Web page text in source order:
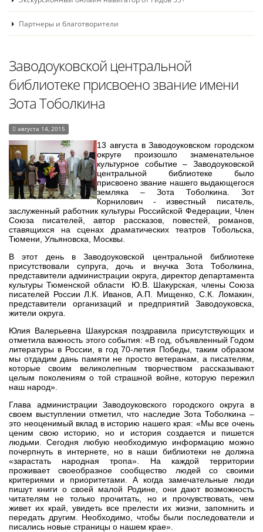
Партнеры и благотворители
Заводоуковской центральной
библиотеке присвоено звание имени
Зота Тоболкина
августа 14, 2015
13 августа в Заводоуковском городском
округе произошло знаменательное
культурное событие – Заводоуковской
центральной библиотеке было
присвоено звание нашего выдающегося
земляка – Зота Тоболкина. Зот
Корнилович - известный писатель,
заслуженный работник культуры Российской Федерации, Член
Союза писателей, автор рассказов, повестей, романов,
ставящихся на сценах драматических театров Тобольска,
Тюмени, Ульяновска, Москвы.
В этот день в Заводоуковской центральной библиотеке
присутствовали супруга, дочь и внучка Зота Тоболкина,
представители администрации округа, директор департамента
культуры Тюменской области Ю.В. Шакурская, члены Союза
писателей России Л.К. Иванов, А.П. Мищенко, С.К. Ломакин,
представители организаций и предприятий Заводоуковска,
жители округа.
Юлия Валерьевна Шакурская поздравила присутствующих и
отметила важность этого события: «В год, объявленный Годом
литературы в России, в год 70-летия Победы, таким образом
мы отдадим дань памяти не просто ветеранам, а писателям,
которые своим великолепным творчеством рассказывают
целым поколениям о той страшной войне, которую пережил
наш народ».
Глава администрации Заводоуковского городского округа в
своем выступлении отметил, что наследие Зота Тоболкина –
это неоценимый вклад в историю нашего края: «Мы все очень
ценим свою историю, но и история создается и пишется
людьми. Сегодня любую необходимую информацию можно
почерпнуть в интернете, но в наши библиотеки не должна
«зарастать народная тропа». На каждой территории
проживает своеобразное сообщество людей со своими
критериями и приоритетами. А когда замечательные люди
пишут книги о своей малой Родине, они дают возможность
читателям не только прочитать, но и прочувствовать, чем
живет их край, увидеть все прелести их жизни, запомнить и
передать другим. Необходимо, чтобы были последователи и
писались новые страницы о нашем крае».